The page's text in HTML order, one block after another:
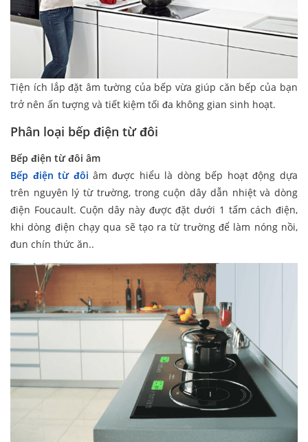
Tiện ích lắp đặt âm tường của bếp vừa giúp căn bếp của bạn
trở nên ấn tượng và tiết kiệm tối đa không gian sinh hoạt.
Phân loại bếp điện từ đôi
Bếp điện từ đôi âm
Bếp điện từ đôi âm được hiểu là dòng bếp hoạt động dựa
trên nguyên lý từ trường, trong cuộn dây dẫn nhiệt và dòng
điện Foucault. Cuộn dây này được đặt dưới 1 tấm cách điện,
khi dòng điện chạy qua sẽ tạo ra từ trường để làm nóng nồi,
đun chín thức ăn..